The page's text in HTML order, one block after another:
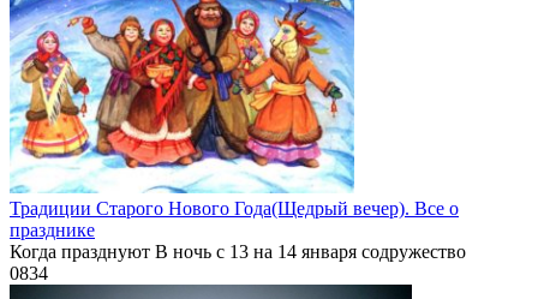
Традиции Старого Нового Года(Щедрый вечер). Все о
празднике
Когда празднуют В ночь с 13 на 14 января содружество
0834